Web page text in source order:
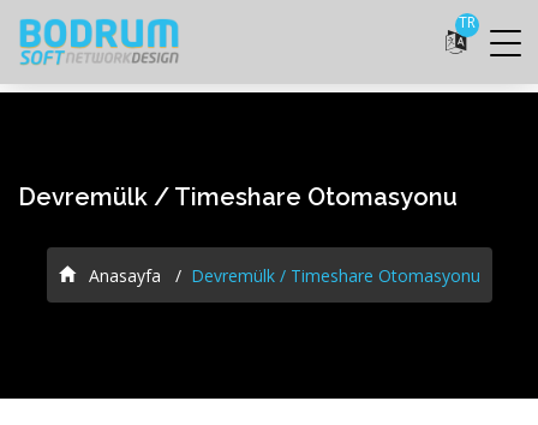
TR
Devremülk / Timeshare Otomasyonu
Anasayfa Devremülk / Timeshare Otomasyonu